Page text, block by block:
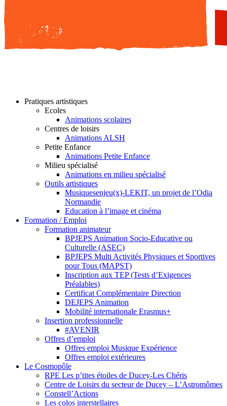
Pratiques artistiques
Ecoles
Animations scolaires
Centres de loisirs
Animations ALSH
Petite Enfance
Animations Petite Enfance
Milieu spécialisé
Animations en milieu spécialisé
Outils artistiques
Musiquesenjeu(x)-LEKIT, un projet de l’Odia
Normandie
Education à l’image et cinéma
Formation / Emploi
Formation animateur
BPJEPS Animation Socio-Educative ou
Culturelle (ASEC)
BPJEPS Multi Activités Physiques et Sportives
pour Tous (MAPST)
Inscription aux TEP (Tests d’Exigences
Préalables)
Certificat Complémentaire Direction
DEJEPS Animation
Mobilité internationale Erasmus+
Insertion professionnelle
#AVENIR
Offres d’emploi
Offres emploi Musique Expérience
Offres emploi extérieures
Le Cosmopôle
RPE Les p’tites étoiles de Ducey-Les Chéris
Centre de Loisirs du secteur de Ducey – L’Astromômes
Constell’Actions
Les colos interstellaires